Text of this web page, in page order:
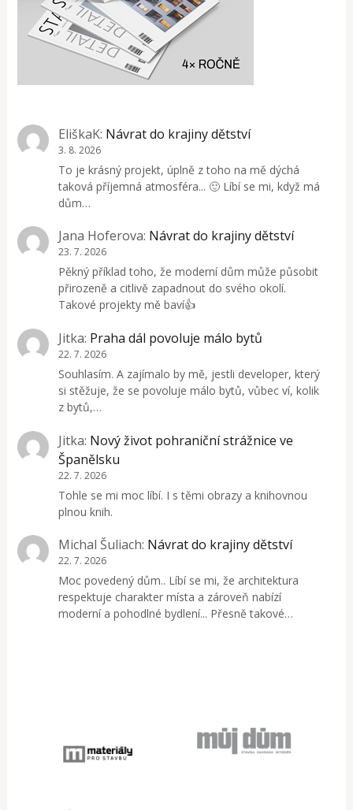
EliškaK: Návrat do krajiny dětství
3. 8. 2026
To je krásný projekt, úplně z toho na mě dýchá
taková příjemná atmosféra... 🙂 Líbí se mi, když má
dům…
Jana Hoferova: Návrat do krajiny dětství
23. 7. 2026
Pěkný příklad toho, že moderní dům může působit
přirozeně a citlivě zapadnout do svého okolí.
Takové projekty mě baví👍
Jitka: Praha dál povoluje málo bytů
22. 7. 2026
Souhlasím. A zajímalo by mě, jestli developer, který
si stěžuje, že se povoluje málo bytů, vůbec ví, kolik
z bytů,…
Jitka: Nový život pohraniční strážnice ve
Španělsku
22. 7. 2026
Tohle se mi moc líbí. I s těmi obrazy a knihovnou
plnou knih.
Michal Šuliach: Návrat do krajiny dětství
22. 7. 2026
Moc povedený dům.. Líbí se mi, že architektura
respektuje charakter místa a zároveň nabízí
moderní a pohodlné bydlení... Přesně takové…